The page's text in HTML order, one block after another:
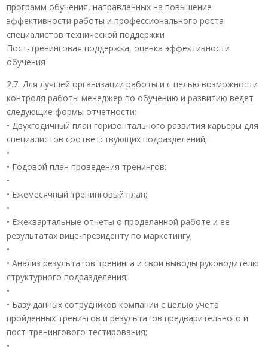
программ обучения, направленных на повышение
эффективности работы и профессионального роста
специалистов технической поддержки
Пост-тренинговая поддержка, оценка эффективности
обучения
2.7. Для лучшей организации работы и с целью возможности
контроля работы менеджер по обучению и развитию ведет
следующие формы отчетности:
• Двухгодичный план горизонтального развития карьеры для
специалистов соответствующих подразделений;
•
• Годовой план проведения тренингов;
•
• Ежемесячный тренинговый план;
•
• Ежеквартальные отчеты о проделанной работе и ее
результатах вице-президенту по маркетингу;
•
• Анализ результатов тренинга и свои выводы руководителю
структурного подразделения;
•
• Базу данных сотрудников компании с целью учета
пройденных тренингов и результатов предварительного и
пост-тренингового тестирования;
•